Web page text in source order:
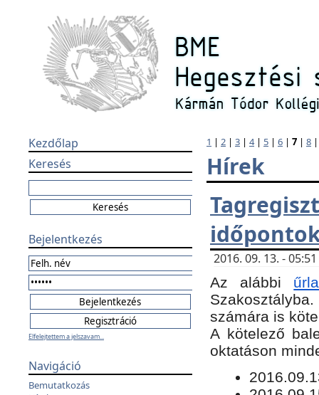
Kezdőlap
Keresés
Bejelentkezés
Elfelejtettem a jelszavam...
Navigáció
Bemutatkozás
1 | 2 | 3 | 4| 5 | 6 | 7 | 8
Hírek
2016. 09. 13. -
Az alábbi
számára is
​A kötelező
oktatáson